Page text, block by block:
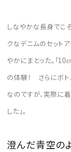
しなやかな長身でこ
クなデニムのセットア
やかにまとった。「
の体験！ さらにボ
なのですが、実際に
した」。
澄んだ青空の